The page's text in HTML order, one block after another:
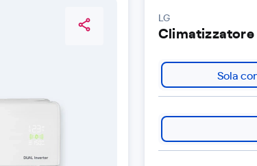
LG
Climatizzatore
Sola